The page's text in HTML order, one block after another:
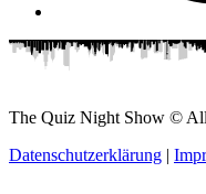
The Quiz Night Show © All
Datenschutzerklärung |